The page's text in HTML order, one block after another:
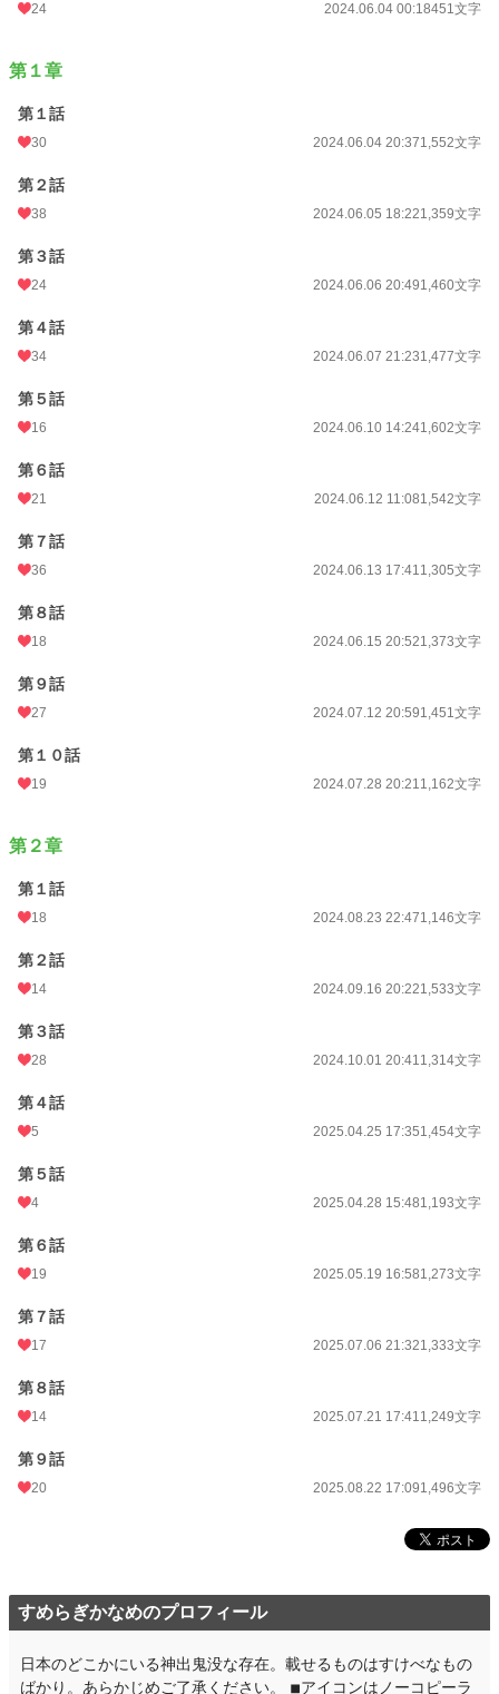
小説
更新日時
初回公開日時
週間ポイント
月間ポイント
年間ポイント
累計ポイント
24 2024.06.04 00:18451文字
第１章
第１話
30 2024.06.04 20:371,552文字
第２話
38 2024.06.05 18:221,359文字
第３話
24 2024.06.06 20:491,460文字
第４話
34 2024.06.07 21:231,477文字
第５話
16 2024.06.10 14:241,602文字
第６話
21 2024.06.12 11:081,542文字
第７話
36 2024.06.13 17:411,305文字
第８話
18 2024.06.15 20:521,373文字
第９話
27 2024.07.12 20:591,451文字
第１０話
19 2024.07.28 20:211,162文字
第２章
第１話
18 2024.08.23 22:471,146文字
第２話
14 2024.09.16 20:221,533文字
第３話
28 2024.10.01 20:411,314文字
第４話
5 2025.04.25 17:351,454文字
第５話
4 2025.04.28 15:481,193文字
第６話
19 2025.05.19 16:581,273文字
第７話
17 2025.07.06 21:321,333文字
第８話
14 2025.07.21 17:411,249文字
第９話
20 2025.08.22 17:091,496文字
すめらぎかなめのプロフィール
日本のどこかにいる神出鬼没な存在。載せるものはすけべなもの
ばかり。あらかじめご了承ください。 ◾︎アイコンはノーコピーラ